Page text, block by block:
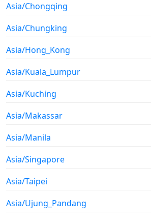
Asia/Chongqing
Asia/Chungking
Asia/Hong_Kong
Asia/Kuala_Lumpur
Asia/Kuching
Asia/Makassar
Asia/Manila
Asia/Singapore
Asia/Taipei
Asia/Ujung_Pandang